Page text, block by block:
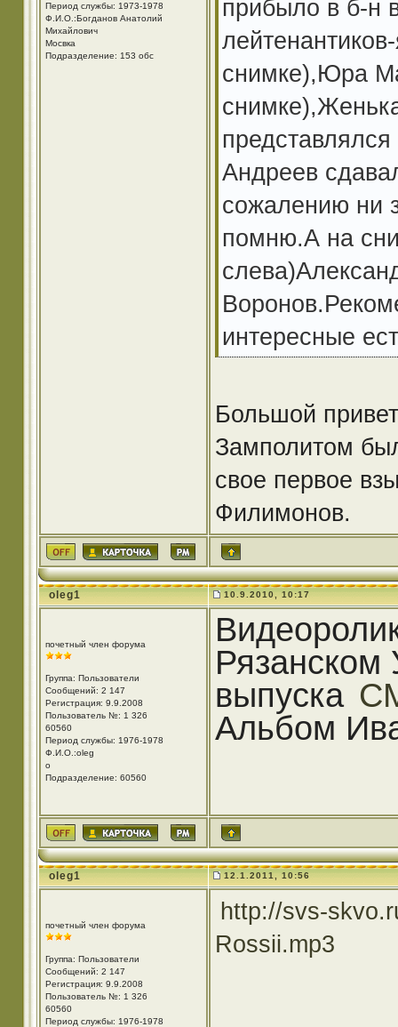
Период службы: 1973-1978
Ф.И.О.:Богданов Анатолий
Михайлович
Мосвка
Подразделение: 153 обс
прибыло в б-н
снимке),Юра
представлялся
Андреев
сожалению ни
помню.А на
интересные
Большой
Замполитом
свое первое
Филимонов.
oleg1 10.9.2010, 10:17
почетный член форума
Группа: Пользователи
Сообщений: 2 147
Регистрация: 9.9.2008
Пользователь №: 1 326
60560
Период службы: 1976-1978
Ф.И.О.:oleg
o
Подразделение: 60560
выпуска
Альбом
oleg1 12.1.2011, 10:56
почетный член форума
Группа: Пользователи
Сообщений: 2 147
Регистрация: 9.9.2008
Пользователь №: 1 326
60560
Период службы: 1976-1978
http://svs-
Rossii.mp3